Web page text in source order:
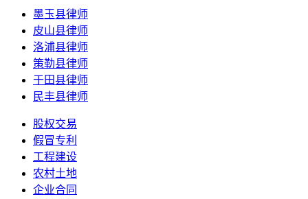
墨玉县律师
皮山县律师
洛浦县律师
策勒县律师
于田县律师
民丰县律师
股权交易
假冒专利
工程建设
农村土地
企业合同